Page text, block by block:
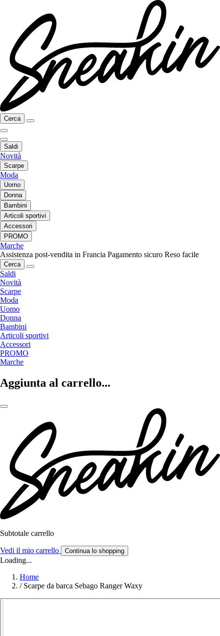
Cerca
Saldi
Novità
Scarpe
Moda
Uomo
Donna
Bambini
Articoli sportivi
Accessori
PROMO
Marche
Assistenza post-vendita in Francia Pagamento sicuro Reso facile
Cerca
Saldi
Novità
Scarpe
Moda
Uomo
Donna
Bambini
Articoli sportivi
Accessori
PROMO
Marche
Aggiunta al carrello...
Subtotale carrello
Vedi il mio carrello Continua lo shopping
Loading...
Home
/ Scarpe da barca Sebago Ranger Waxy